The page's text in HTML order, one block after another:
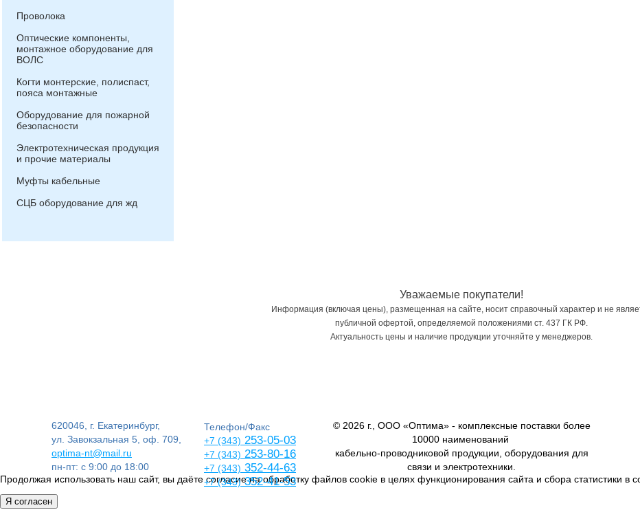
Проволока
Оптические компоненты,
монтажное оборудование для
ВОЛС
Когти монтерские, полиспаст,
пояса монтажные
Оборудование для пожарной
безопасности
Электротехническая продукция
и прочие материалы
Муфты кабельные
СЦБ оборудование для жд
Уважаемые покупатели!
Информация (включая цены), размещенная на сайте, носит справочный характер и не
публичной офертой, определяемой положениями ст. 437 ГК РФ.
Актуальность цены и наличие продукции уточняйте у менеджеров.
620046, г. Екатеринбург,
ул. Завокзальная 5, оф. 709,
optima-nt@mail.ru
пн-пт: с 9:00 до 18:00
Телефон/Факс
+7 (343) 253-05-03
+7 (343) 253-80-16
+7 (343) 352-44-63
+7 (343)352-41-53
© 2026 г., ООО «Оптима» - комплексные поставки более
10000 наименований
кабельно-проводниковой продукции, оборудования для
связи и электротехники.
Продолжая использовать наш сайт, вы даёте согласие на обработку файлов cookie в целях функционирования сайта и сбора статистики в
Я согласен